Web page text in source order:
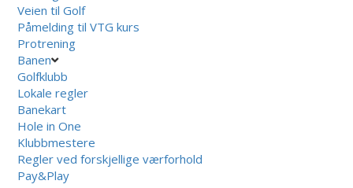
Veien til Golf
Påmelding til VTG kurs
Protrening
Banen
Golfklubb
Lokale regler
Banekart
Hole in One
Klubbmestere
Regler ved forskjellige værforhold
Pay&Play